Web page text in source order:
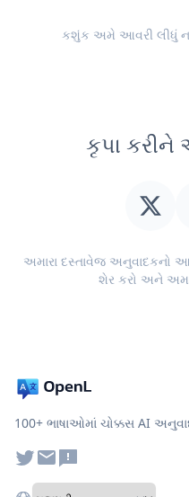
કશુંક અમે આવરી લીધું
કૃપા કરીને
અમારા દસ્તાવેજ અનુવાદકનો
શેર કરો અને
100+ ભાષાઓમાં ચોક્કસ AI